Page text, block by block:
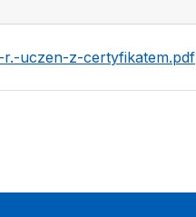
uczen-z-certyfikatem.pdf